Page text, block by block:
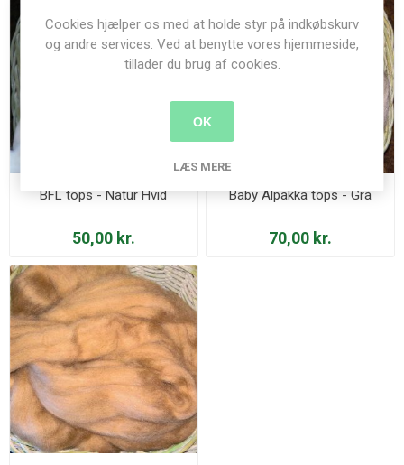
BFL tops - Natur Hvid
50,00 kr.
Baby Alpakka tops - Grå
70,00 kr.
Cookies hjælper os med at holde styr på indkøbskurv
og andre services. Ved at benytte vores hjemmeside,
tillader du brug af cookies.
OK
LÆS MERE